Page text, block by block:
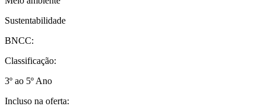
Sustentabilidade
BNCC:
Classificação:
3º ao 5º Ano
Incluso na oferta: